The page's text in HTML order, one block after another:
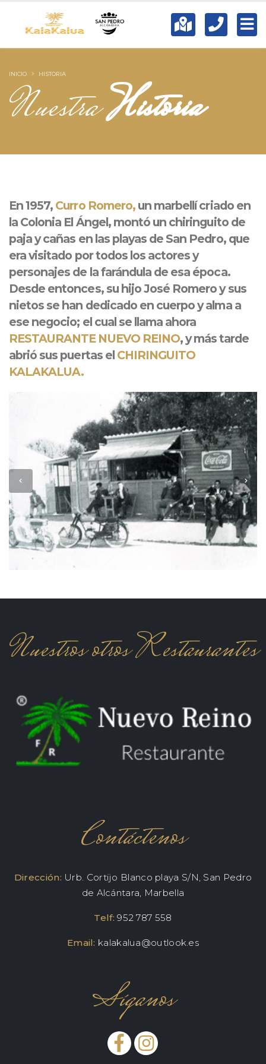
NuestraHistoria
INICIO HISTORIA
En 1957, Curro Romero,un marbellí criado en
la Colonia El Ángel, montó un chiringuito de
paja y cañas en las playas de San Pedro, que
era visitado por todos los actores y
personajes de la farándula de esa época.
Desde entonces, su hijo José Romero y sus
nietos se han dedicado en cuerpo y alma a
ese negocio; el cual se llama ahora
RESTAURANTE NUEVO REINO, y más tarde
abrió sus puertas el CHIRINGUITO
KALAKALUA.
Nuestros otros Restaurantes
Contáctenos
Dirección: Urb. Cortijo Blanco playa S/N, San Pedro
de Alcántara, Marbella
Telf: 952 787 558
Email: kalakalua@outlook.es
Síganos